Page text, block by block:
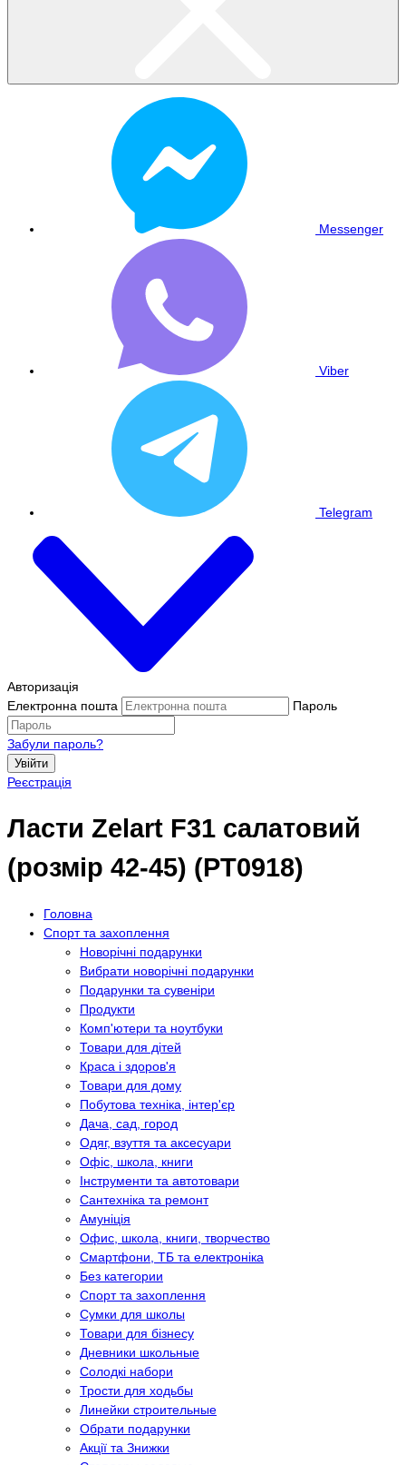
Messenger
Viber
Telegram
Авторизація
Електронна пошта
Пароль
Забули пароль?
Увійти
Реєстрація
Ласти Zelart F31 салатовий
(розмір 42-45) (PT0918)
Головна
Спорт та захоплення
Новорічні подарунки
Вибрати новорічні подарунки
Подарунки та сувеніри
Продукти
Комп'ютери та ноутбуки
Товари для дітей
Краса і здоров'я
Товари для дому
Побутова техніка, інтер'єр
Дача, сад, город
Одяг, взуття та аксесуари
Офіс, школа, книги
Інструменти та автотовари
Сантехніка та ремонт
Амуніція
Офис, школа, книги, творчество
Смартфони, ТБ та електроніка
Без категории
Спорт та захоплення
Сумки для школы
Товари для бізнесу
Дневники школьные
Солодкі набори
Трости для ходьбы
Линейки строительные
Обрати подарунки
Акції та Знижки